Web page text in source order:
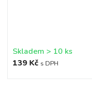
Skladem > 10 ks
139 Kč s DPH